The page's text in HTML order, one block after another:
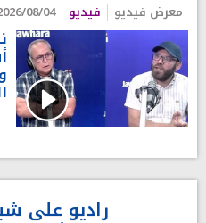
معرض فيديو فيديو 08/04 11:04
راديو على